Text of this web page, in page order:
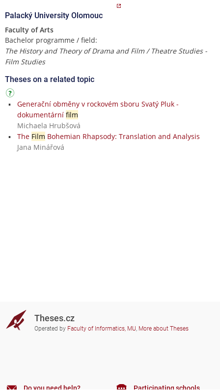
Palacký University Olomouc
Faculty of Arts
Bachelor programme / field:
The History and Theory of Drama and Film / Theatre Studies -
Film Studies
Theses on a related topic
Generační obměny v rockovém sboru Svatý Pluk -
dokumentární film
Michaela Hrubšová
The Film Bohemian Rhapsody: Translation and Analysis
Jana Minářová
Theses.cz
Operated by Faculty of Informatics, MU, More about Theses
Do you need help? Participating schools